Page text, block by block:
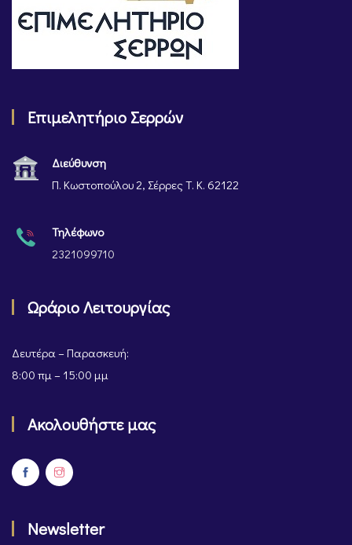
Επιμελητήριο Σερρών
Διεύθυνση
Π. Κωστοπούλου 2, Σέρρες Τ. Κ. 62122
Τηλέφωνο
2321099710
Ωράριο Λειτουργίας
Δευτέρα – Παρασκευή:
8:00 πμ – 15:00 μμ
Ακολουθήστε μας
Newsletter